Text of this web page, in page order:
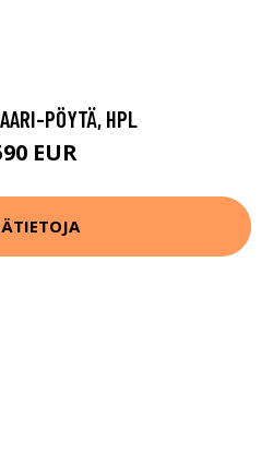
PÖYTÄ, HPL
EUR